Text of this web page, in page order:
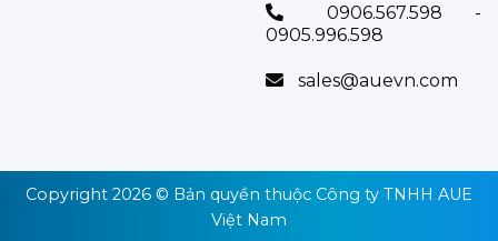
0906.567.598 -
0905.996.598
sales@auevn.com
Copyright 2026 © Bản quyền thuộc Công ty TNHH AUE
Việt Nam